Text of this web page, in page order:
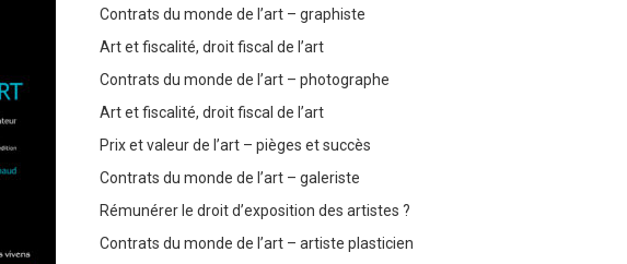
Contrats du monde de l’art – graphiste
Art et fiscalité, droit fiscal de l’art
Contrats du monde de l’art – photographe
Art et fiscalité, droit fiscal de l’art
Prix et valeur de l’art – pièges et succès
Contrats du monde de l’art – galeriste
Rémunérer le droit d’exposition des artistes ?
Contrats du monde de l’art – artiste plasticien